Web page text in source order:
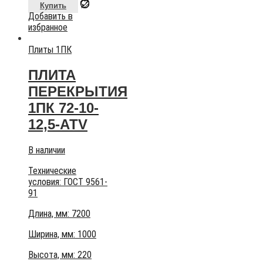
Купить
Добавить в
избранное
Плиты 1ПК
ПЛИТА
ПЕРЕКРЫТИЯ
1ПК 72-10-
12,5-АТV
В наличии
Технические
условия: ГОСТ 9561-
91
Длина, мм: 7200
Ширина, мм: 1000
Высота, мм: 220